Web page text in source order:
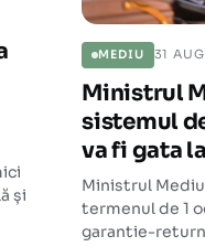
și
MEDIU 31 AUG
Ministrul
sistemul
va fi gata
Ministrul
termenul de 1
garantie-